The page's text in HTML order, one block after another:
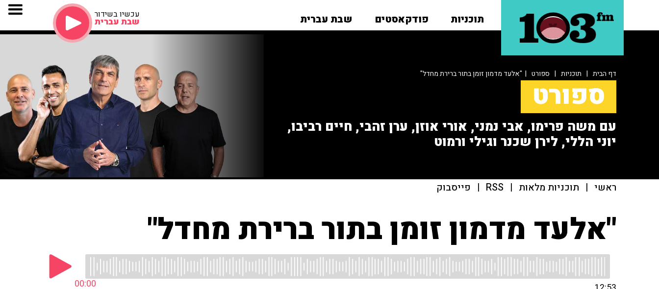
תוכניות פודקאסטים שבת עברית עכשיו בשידור
שבת עברית
דף הבית | תוכניות | ספורט | "אלעד מדמון זומן בתור ברירת מחדל"
ספורט
עם משה פרימו, אבי נמני, אורי אוזן, ערן זהבי, חיים רביבו,
יוני הללי, לירן שכנר וגילי ורמוט
ראשי | תוכניות מלאות |
RSS
| פייסבוק
"אלעד מדמון זומן בתור ברירת מחדל"
00:00